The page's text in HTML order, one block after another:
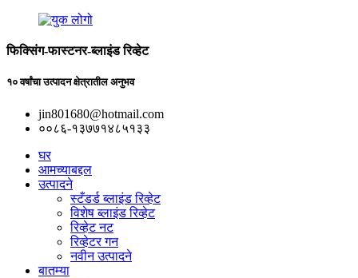
फिक्सिंग-फास्टनर-ब्लाइंड रिव्हेट
१० वर्षांचा उत्पादन क्षेत्रातील अनुभव
jin801680@hotmail.com
००८६-१३७७१४८५१३३
घर
आमच्याबद्दल
उत्पादने
स्टँडर्ड ब्लाइंड रिव्हेट
विशेष ब्लाइंड रिव्हेट
रिव्हेट नट
रिव्हेटर गन
नवीन उत्पादने
बातम्या